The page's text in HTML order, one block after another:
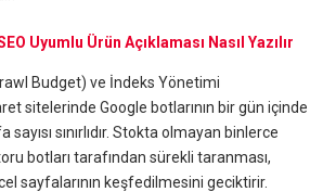
Uyumlu Ürün Açıklaması Nasıl Yazılır
Budget) ve İndeks Yönetimi
sitelerinde Google botlarının bir gün içinde
sınırlıdır. Stokta olmayan binlerce
botları tarafından sürekli taranması,
sayfalarının keşfedilmesini geciktirir.